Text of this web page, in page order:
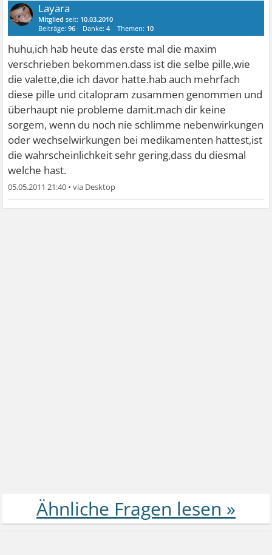
Layara
Mitglied seit: 10.03.2010
Beiträge:96 Danke:4 Themen: 10
huhu,ich hab heute das erste mal die maxim
verschrieben bekommen.dass ist die selbe pille,wie
die valette,die ich davor hatte.hab auch mehrfach
diese pille und citalopram zusammen genommen und
überhaupt nie probleme damit.mach dir keine
sorgem, wenn du noch nie schlimme nebenwirkungen
oder wechselwirkungen bei medikamenten hattest,ist
die wahrscheinlichkeit sehr gering,dass du diesmal
welche hast.
05.05.2011 21:40 •